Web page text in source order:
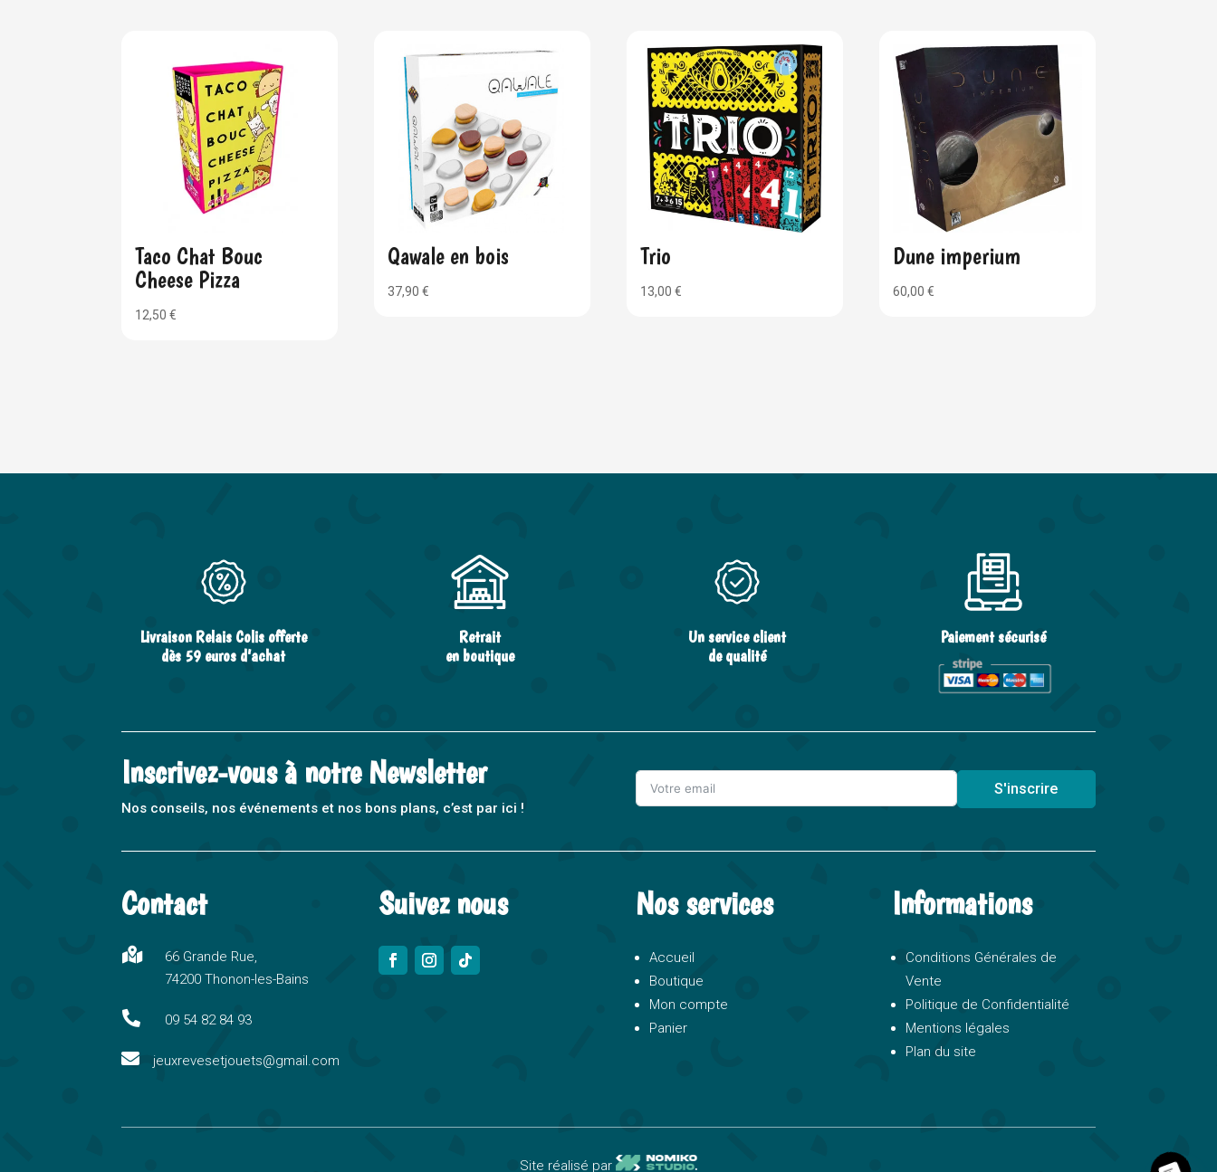
Taco Chat Bouc
Cheese Pizza
12,50€
Qawale en bois
37,90€
Trio
13,00€
Dune imperium
60,00€
Livraison Relais Colis offerte
dès 59 euros d’achat
Retrait
en boutique
Un service client
de qualité
Paiement sécurisé
Inscrivez-vous à notre Newsletter
Nos conseils, nos événements et nos bons plans, c’est par ici !
S'inscrire
e
Contact

66 Grande Rue,
74200 Thonon-les-Bains
 09 54 82 84 93
 jeuxrevesetjouets@gmail.com
Suivez nous Nos services
Accueil
Boutique
Mon compte
Panier
Informations
Conditions Générales de
Vente
Politique de Confidentialité
Mentions légales
Plan du site
Site réalisé par